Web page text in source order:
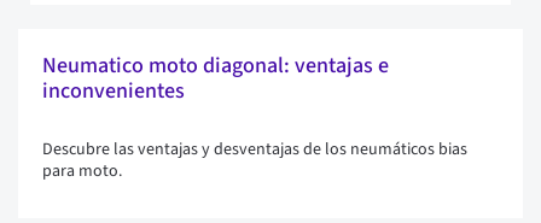
Neumatico moto diagonal: ventajas e
inconvenientes
Descubre las ventajas y desventajas de los neumáticos bias
para moto.